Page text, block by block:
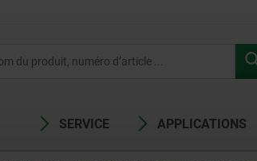
SERVICE APPLICATIONS